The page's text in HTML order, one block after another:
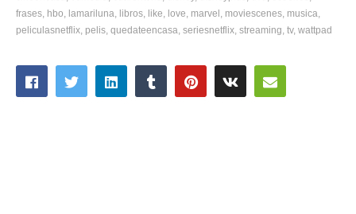
frases hbo lamariluna libros like love marvel moviescenes musica
peliculasnetflix pelis quedateencasa seriesnetflix streaming tv wattpad